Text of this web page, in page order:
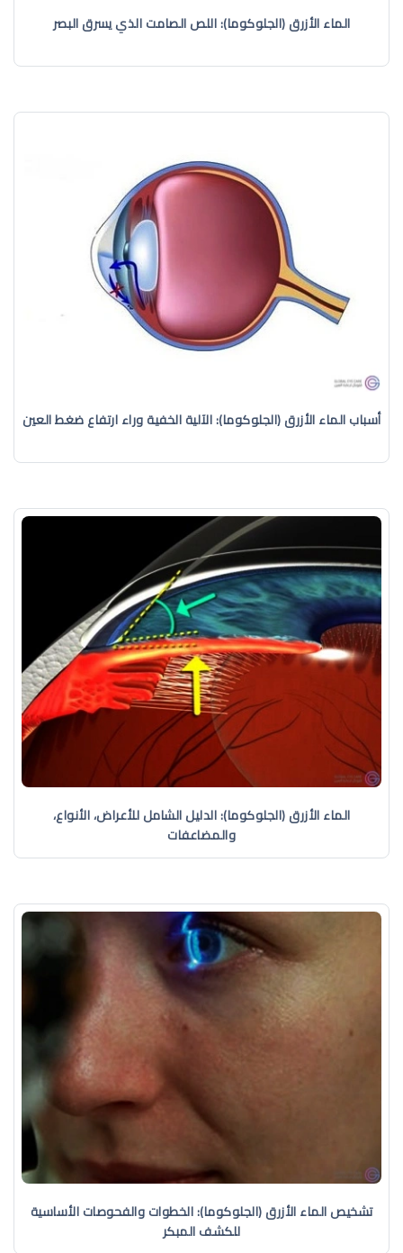
الماء الأزرق (الجلوكوما): اللص الصامت الذي يسرق البصر
أسباب الماء الأزرق (الجلوكوما): الآلية الخفية وراء ارتفاع ضغط العين
الماء الأزرق (الجلوكوما): الدليل الشامل للأعراض، الأنواع،
والمضاعفات
تشخيص الماء الأزرق (الجلوكوما): الخطوات والفحوصات الأساسية
للكشف المبكر